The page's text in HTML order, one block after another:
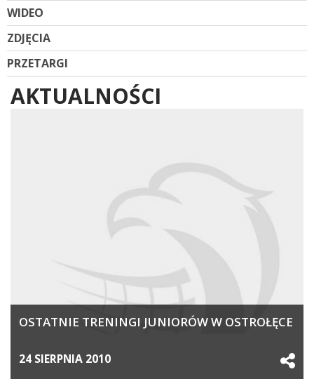
WIDEO
ZDJĘCIA
PRZETARGI
AKTUALNOŚCI
OSTATNIE TRENINGI JUNIORÓW W OSTROŁĘCE
24 SIERPNIA 2010